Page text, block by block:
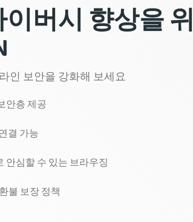
버시 향상을 위
인 보안을 강화해 보세요
안층 제공
결 가능
안심할 수 있는 브라우징
불 보장 정책